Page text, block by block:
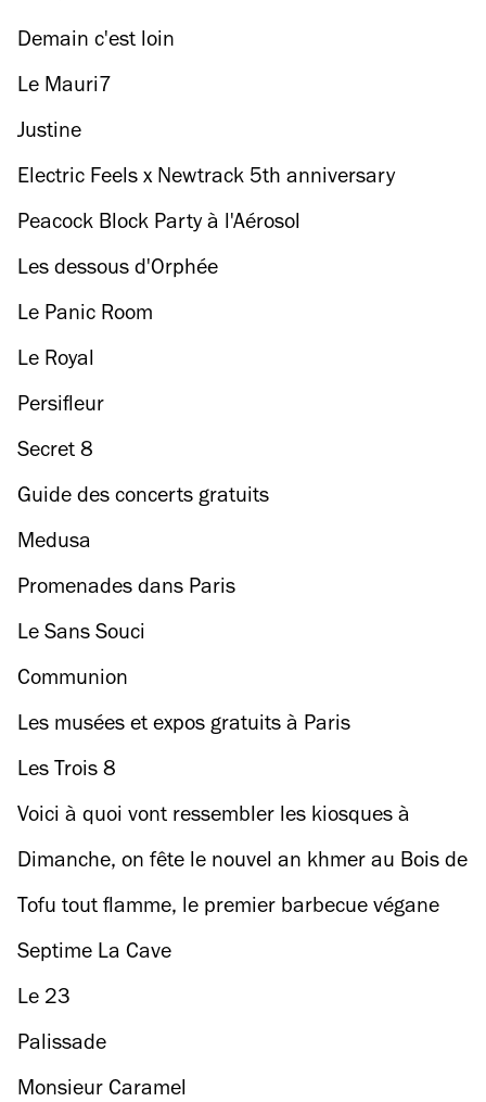
Demain c'est loin
Le Mauri7
Justine
Electric Feels x Newtrack 5th anniversary
Peacock Block Party à l'Aérosol
Les dessous d'Orphée
Le Panic Room
Le Royal
Persifleur
Secret 8
Guide des concerts gratuits
Medusa
Promenades dans Paris
Le Sans Souci
Communion
Les musées et expos gratuits à Paris
Les Trois 8
Voici à quoi vont ressembler les kiosques à
journaux nouvelle génération
Dimanche, on fête le nouvel an khmer au Bois de
Vincennes
Tofu tout flamme, le premier barbecue végane
parisien se déroulera ce week-end
Septime La Cave
Le 23
Palissade
Monsieur Caramel